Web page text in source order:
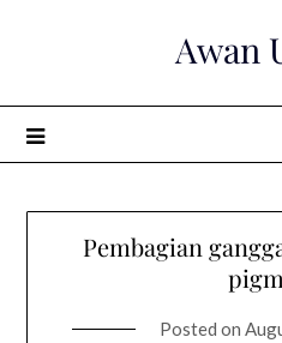
Awan
Pembagian
Posted on